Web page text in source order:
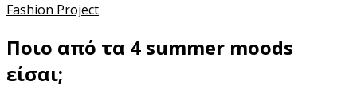
Fashion Project
Ποιο από τα 4 summer moods
είσαι;